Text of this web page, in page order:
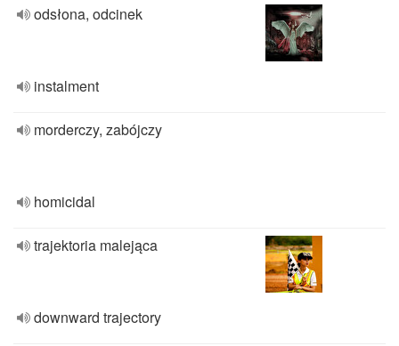
odsłona, odcinek
instalment
morderczy, zabójczy
homicidal
trajektoria malejąca
downward trajectory